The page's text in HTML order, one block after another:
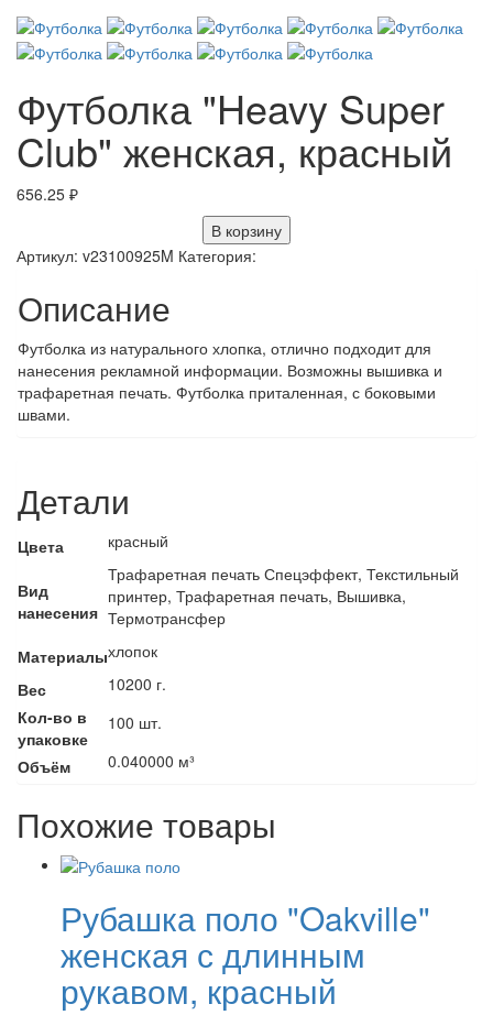
Футболка "Heavy Super
Club" женская, красный
656.25 ₽
В корзину
Артикул: v23100925M Категория:
Описание
Футболка из натурального хлопка, отлично подходит для
нанесения рекламной информации. Возможны вышивка и
трафаретная печать. Футболка приталенная, с боковыми
швами.
Детали
Цвета красный
Вид
нанесения
Трафаретная печать Спецэффект, Текстильный
принтер, Трафаретная печать, Вышивка,
Термотрансфер
Материалыхлопок
Вес
10200 г.
Кол-во в
упаковке
100 шт.
Объём
0.040000 м³
Похожие товары
Рубашка поло "Oakville"
женская с длинным
рукавом, красный